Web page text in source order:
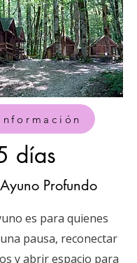
días
Profundo
es para quienes
pausa, reconectar
y abrir espacio para